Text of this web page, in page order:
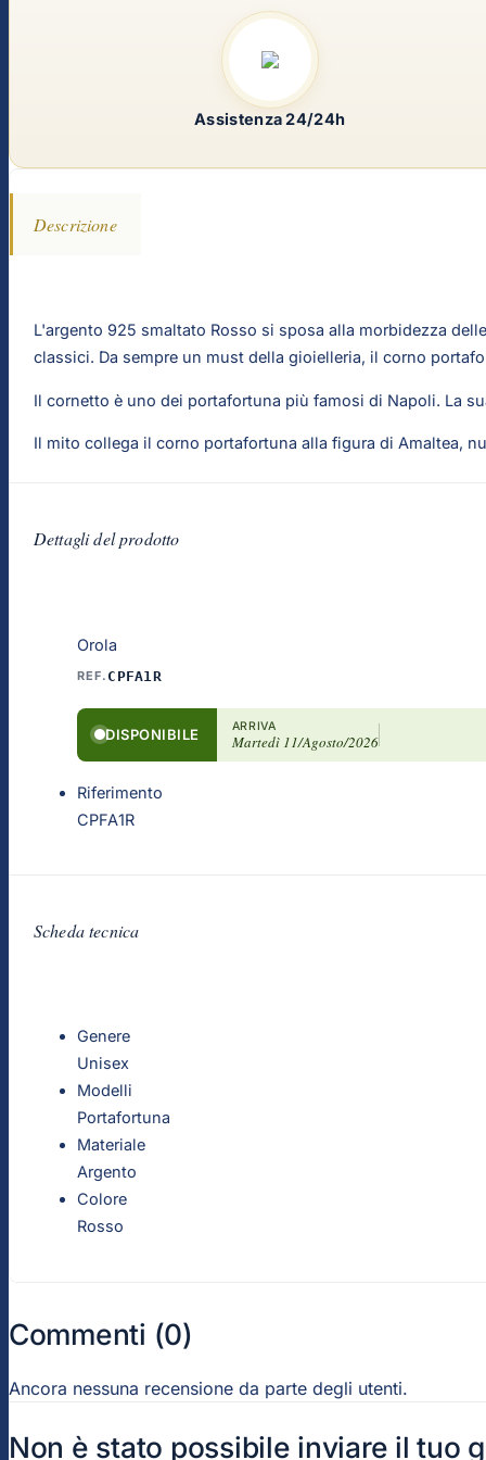
Descrizione
L'argento 925 smaltato Rosso si sposa alla morbidezza
classici. Da sempre un must della gioielleria, il corno
Il cornetto è uno dei portafortuna più famosi di Napoli. La
Il mito collega il corno portafortuna alla figura di Amaltea,
Dettagli del prodotto
Orola
REF. CPFA1R
DISPONIBILE ARRIVA
Martedì 11/Agosto/2026
Riferimento
CPFA1R
Scheda tecnica
Genere
Unisex
Modelli
Portafortuna
Materiale
Argento
Colore
Rosso
Assistenza 24/24h
Commenti (0)
Ancora nessuna recensione da parte degli utenti.
Non è stato possibile inviare il tuo